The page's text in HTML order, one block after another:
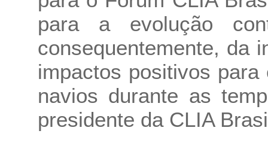
para a evolução
consequentemente, da
impactos positivos
navios durante as
presidente da CLIA